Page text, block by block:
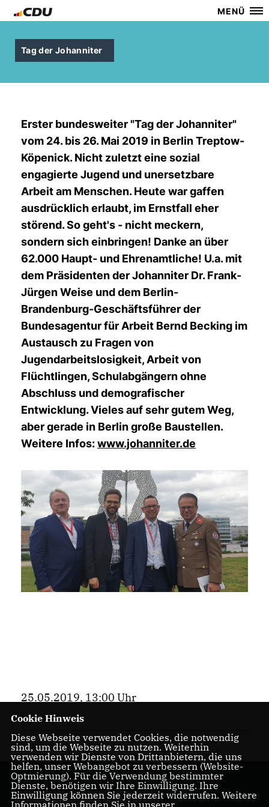
MENÜ
Tag der Johanniter
Erster bundesweiter "Tag der Johanniter"
vom 24. bis 26. Mai 2019 in Berlin Treptow-
Köpenick. Nicht zuletzt eine sozial
engagierte Jugend und unersetzbare
Arbeit am Menschen. Heute war gaffen
ausdrücklich erlaubt, im Ernstfall eher
störend. So geht's - nicht meckern,
sondern sich einbringen! Danke an über
62.000 Haupt- und Ehrenamtliche! U.a. mit
dem Präsidenten der Johanniter Dr. Frank-
Jürgen Weise und dem Berlin-
Brandenburg-Geschäftsführer der
Bundesagentur für Arbeit Bernd Becking im
Austausch zu Fragen von
Jugendarbeitslosigkeit, Arbeit von
Flüchtlingen, Schulabgängern ohne
Abschluss und demografischer
Entwicklung. Vieles auf sehr gutem Weg,
aber gerade in Berlin große Baustellen.
Weitere Infos:www.johanniter.de
25.05.2019, 13:00 Uhr
Bezirk
Cookie Hinweis
Diese Webseite verwendet Cookies, die notwendig
sind, um die Webseite zu nutzen. Weiterhin
verwenden wir Dienste von Drittanbietern, die uns
helfen, unser Webangebot zu verbessern (Website-
Optmierung). Für die Verwendung bestimmter
Dienste, benötigen wir Ihre Einwilligung. Ihre
Einwilligung können Sie jederzeit widerrufen. Weitere
Informationen finden Sie in unserer